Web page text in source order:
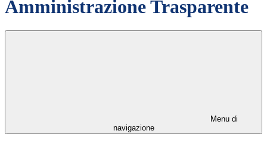
Amministrazione Trasparente
Menu di
navigazione